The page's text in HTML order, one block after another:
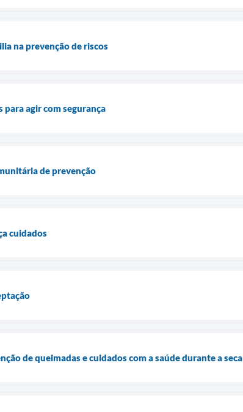
na prevenção de riscos
para agir com segurança
de prevenção
cuidados
de queimadas e cuidados com a saúde durante a seca